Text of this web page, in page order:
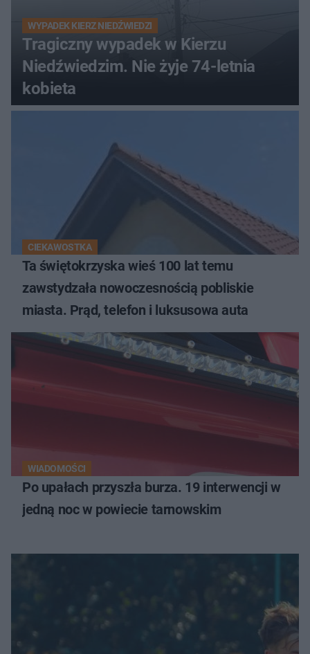
WYPADEK KIERZ NIEDŹWIEDZI
Tragiczny wypadek w Kierzu
Niedźwiedzim. Nie żyje 74-letnia
kobieta
CIEKAWOSTKA
Ta świętokrzyska wieś 100 lat temu
zawstydzała nowoczesnością pobliskie
miasta. Prąd, telefon i luksusowa auta
WIADOMOŚCI
Po upałach przyszła burza. 19 interwencji w
jedną noc w powiecie tarnowskim